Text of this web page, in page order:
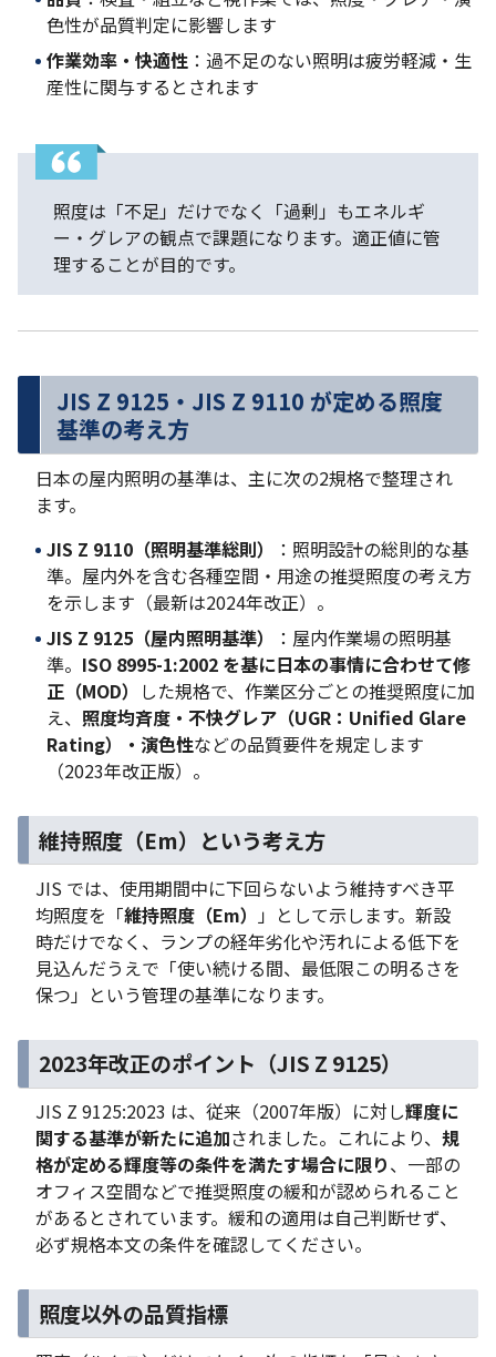
色性が品質判定に影響します
作業効率・快適性：過不足のない照明は疲労軽減・生
産性に関与するとされます
照度は「不足」だけでなく「過剰」もエネルギ
ー・グレアの観点で課題になります。適正値に管
理することが目的です。
JIS Z 9125・JIS Z 9110 が定める照度
基準の考え方
日本の屋内照明の基準は、主に次の2規格で整理され
ます。
JIS Z 9110（照明基準総則）
：照明設計の総則的な基
準。屋内外を含む各種空間・用途の推奨照度の考え方
を示します（最新は2024年改正）。
JIS Z 9125（屋内照明基準）
：屋内作業場の照明基
準。 ISO 8995-1:2002 を基に日本の事情に合わせて修
正（MOD） した規格で、作業区分ごとの推奨照度に加
え、 照度均斉度・不快グレア（UGR：Unified Glare
Rating）・演色性などの品質要件を規定します
（2023年改正版）。
維持照度（Em）という考え方
JIS では、使用期間中に下回らないよう維持すべき平
均照度を「維持照度（Em）
」として示します。新設
時だけでなく、ランプの経年劣化や汚れによる低下を
見込んだうえで「使い続ける間、最低限この明るさを
保つ」という管理の基準になります。
2023年改正のポイント（JIS Z 9125）
JIS Z 9125:2023 は、従来（2007年版）に対し輝度に
関する基準が新たに追加されました。これにより、 規
格が定める輝度等の条件を満たす場合に限り、一部の
オフィス空間などで推奨照度の緩和が認められること
があるとされています。緩和の適用は自己判断せず、
必ず規格本文の条件を確認してください。
照度以外の品質指標